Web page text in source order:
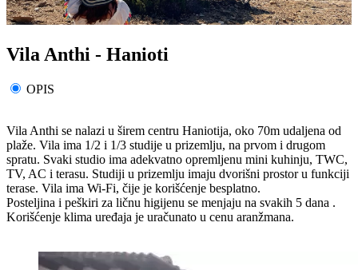
Vila Anthi - Hanioti
OPIS
Vila Anthi se nalazi u širem centru Haniotija, oko 70m udaljena od
plaže. Vila ima 1/2 i 1/3 studije u prizemlju, na prvom i drugom
spratu. Svaki studio ima adekvatno opremljenu mini kuhinju, TWC,
TV, AC i terasu. Studiji u prizemlju imaju dvorišni prostor u funkciji
terase. Vila ima Wi-Fi, čije je korišćenje besplatno.
Posteljina i peškiri za ličnu higijenu se menjaju na svakih 5 dana .
Korišćenje klima uređaja je uračunato u cenu aranžmana.